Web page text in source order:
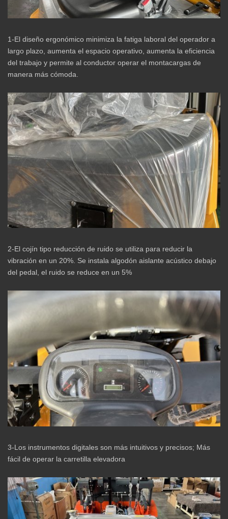
1-El diseño ergonómico minimiza la fatiga laboral del operador a
largo plazo, aumenta el espacio operativo, aumenta la eficiencia
del trabajo y permite al conductor operar el montacargas de
manera más cómoda.
2-El cojín tipo reducción de ruido se utiliza para reducir la
vibración en un 20%. Se instala algodón aislante acústico debajo
del pedal, el ruido se reduce en un 5%
3-Los instrumentos digitales son más intuitivos y precisos; Más
fácil de operar la carretilla elevadora